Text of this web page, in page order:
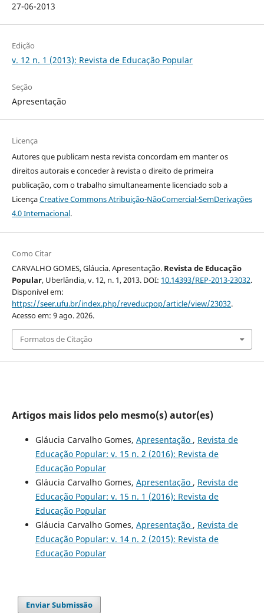
27-06-2013
Edição
v. 12 n. 1 (2013): Revista de Educação Popular
Seção
Apresentação
Licença
Autores que publicam nesta revista concordam em manter os
direitos autorais e conceder à revista o direito de primeira
publicação, com o trabalho simultaneamente licenciado sob a
LicençaCreative Commons Atribuição-NãoComercial-SemDerivações
4.0 Internacional.
Como Citar
CARVALHO GOMES, Gláucia. Apresentação. Revista de Educação
Popular, Uberlândia, v. 12, n. 1, 2013. DOI: 10.14393/REP-2013-23032.
Disponível em:
https://seer.ufu.br/index.php/reveducpop/article/view/23032.
Acesso em: 9 ago. 2026.
Formatos de Citação
Artigos mais lidos pelo mesmo(s) autor(es)
Gláucia Carvalho Gomes, Apresentação , Revista de
Educação Popular: v. 15 n. 2 (2016): Revista de
Educação Popular
Gláucia Carvalho Gomes, Apresentação , Revista de
Educação Popular: v. 15 n. 1 (2016): Revista de
Educação Popular
Gláucia Carvalho Gomes, Apresentação , Revista de
Educação Popular: v. 14 n. 2 (2015): Revista de
Educação Popular
Enviar Submissão